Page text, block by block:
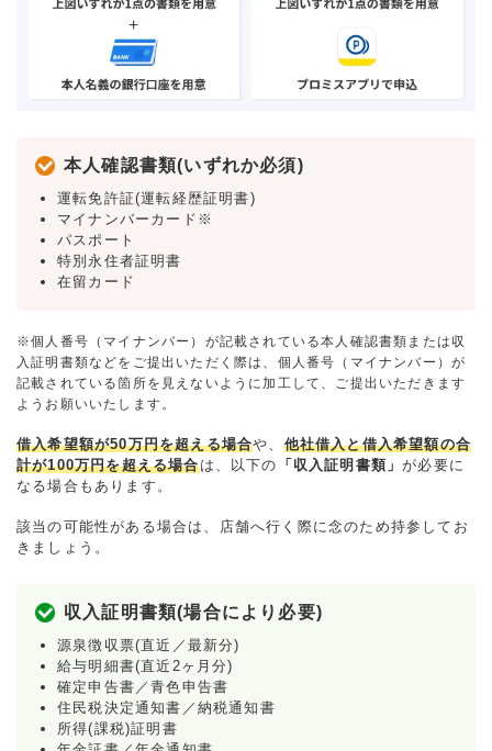
本人確認書類(いずれか必須)
運転免許証(運転経歴証明書)
マイナンバーカード※
パスポート
特別永住者証明書
在留カード
※個人番号（マイナンバー）が記載されている本人確認書類または収
入証明書類などをご提出いただく際は、個人番号（マイナンバー）が
記載されている箇所を見えないように加工して、ご提出いただきます
ようお願いいたします。
借入希望額が50万円を超える場合や、 他社借入と借入希望額の合
計が100万円を超える場合は、以下の 「収入証明書類」が必要に
なる場合もあります。
該当の可能性がある場合は、店舗へ行く際に念のため持参してお
きましょう。
収入証明書類(場合により必要)
源泉徴収票(直近／最新分)
給与明細書(直近2ヶ月分)
確定申告書／青色申告書
住民税決定通知書／納税通知書
所得(課税)証明書